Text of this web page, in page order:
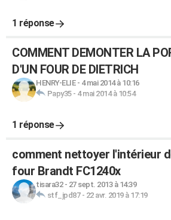
1 réponse
COMMENT DEMONTER LA
D'UN FOUR DE DIETRICH
HENRY-ELIE- 4 mai 2014 à 10:16
Papy35- 4 mai 2014 à 10:54
1 réponse
comment nettoyer l'intérieur
four Brandt FC1240x
tisara32- 27 sept. 2013 à 14:39
stf_jpd87- 22 avr. 2019 à 17:19